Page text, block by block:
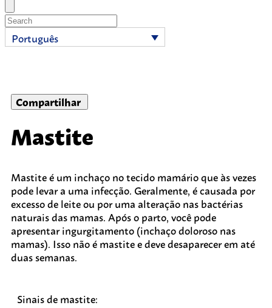
Search
Português
Compartilhar
Mastite
Mastite é um inchaço no tecido mamário que às vezes
pode levar a uma infecção. Geralmente, é causada por
excesso de leite ou por uma alteração nas bactérias
naturais das mamas. Após o parto, você pode
apresentar ingurgitamento (inchaço doloroso nas
mamas). Isso não é mastite e deve desaparecer em até
duas semanas.
Sinais de mastite: